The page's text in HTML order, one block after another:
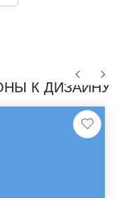
К ДИЗАЙНУ